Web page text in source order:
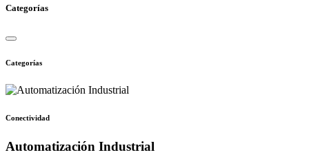
Categorías
Categorías
Conectividad
Automatización Industrial